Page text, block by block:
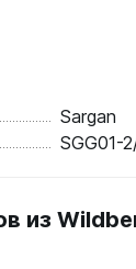
Sargan
SGG01-
из